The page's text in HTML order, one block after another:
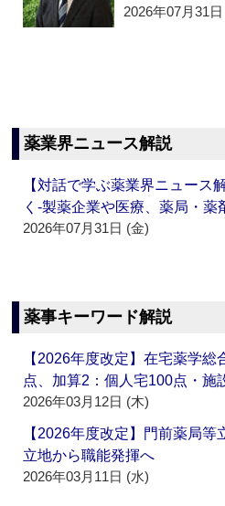
2026年07月31
薬業界ニュース解説
【対話で学ぶ薬業界ニュース
く‐製薬企業や医療、薬局・
2026年07月31日 (金)
薬事キーワード解説
【2026年度改定】在宅薬学
点、加算2：個人宅100点・
2026年03月12日 (木)
【2026年度改定】門前薬局
立地から職能発揮へ
2026年03月11日 (水)